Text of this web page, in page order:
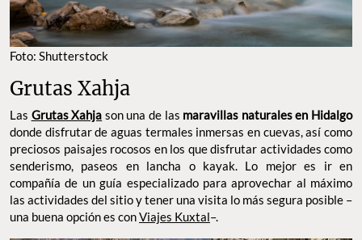
Foto: Shutterstock
Grutas Xahja
Las Grutas Xahja son una de las maravillas naturales en Hidalgo
donde disfrutar de aguas termales inmersas en cuevas, así como
preciosos paisajes rocosos en los que disfrutar actividades como
senderismo, paseos en lancha o kayak. Lo mejor es ir en
compañía de un guía especializado para aprovechar al máximo
las actividades del sitio y tener una visita lo más segura posible –
una buena opción es conViajes Kuxtal–.